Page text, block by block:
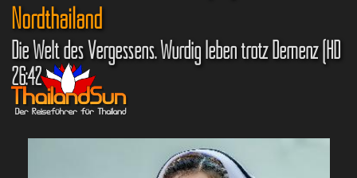
Nordthailand
Die Welt des Vergessens. Würdig leben trotz Demenz (HD
26:42 min)